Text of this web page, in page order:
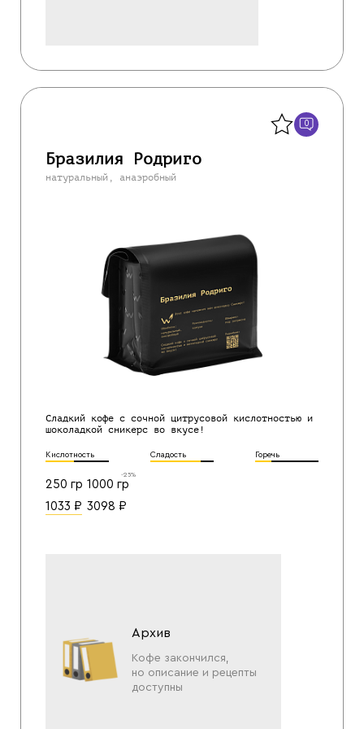
0
Бразилия Родриго
натуральный, анаэробный
Сладкий кофе с сочной цитрусовой кислотностью и
шоколадкой сникерс во вкусе!
Кислотность Сладость Горечь
250 гр
1033 ₽
1000 гр
-25%
3098 ₽
Архив
Кофе закончился,
но описание и рецепты
доступны